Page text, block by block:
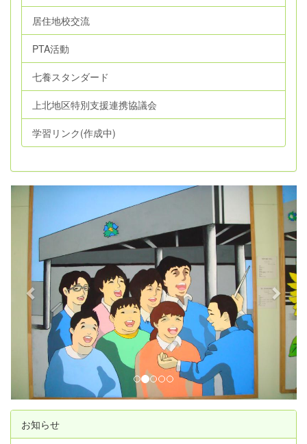
居住地校交流
PTA活動
七養スタンダード
上北地区特別支援連携協議会
学習リンク(作成中)
p
r
e
v
o
s
n
e
お知らせ